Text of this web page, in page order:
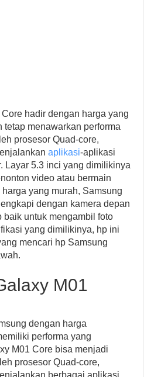
hadir dengan harga yang
tetap menawarkan performa
prosesor Quad-core,
aplikasi-aplikasi
Layar 5.3 inci yang dimilikinya
video atau bermain
yang murah, Samsung
dengan kamera depan
untuk mengambil foto
yang dimilikinya, hp ini
mencari hp Samsung
M01
dengan harga
performa yang
M01 Core bisa menjadi
prosesor Quad-core,
berbagai aplikasi